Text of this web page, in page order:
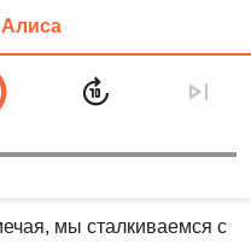
о химических
мы сталкиваемся с